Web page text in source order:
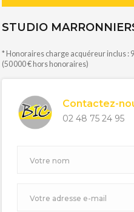
STUDIO
* Honoraires charge acquéreur inclus :
(50 000 € hors honoraires)
Contactez-
02 48 75 24 95